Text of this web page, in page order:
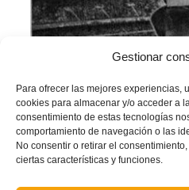
Gestionar
Para ofrecer las mejores experiencias,
cookies para almacenar y/o acceder a
consentimiento de estas tecnologías
comportamiento de navegación o las
No consentir o retirar el
ciertas características y funciones.